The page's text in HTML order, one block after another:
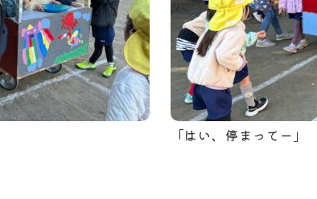
「はい、停まってー」